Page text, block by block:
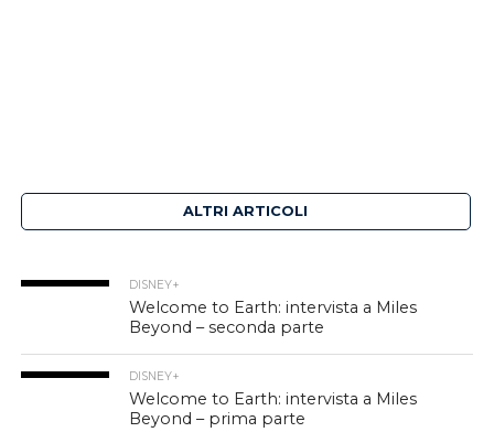
ALTRI ARTICOLI
DISNEY+
Welcome to Earth: intervista a Miles
Beyond – seconda parte
DISNEY+
Welcome to Earth: intervista a Miles
Beyond – prima parte